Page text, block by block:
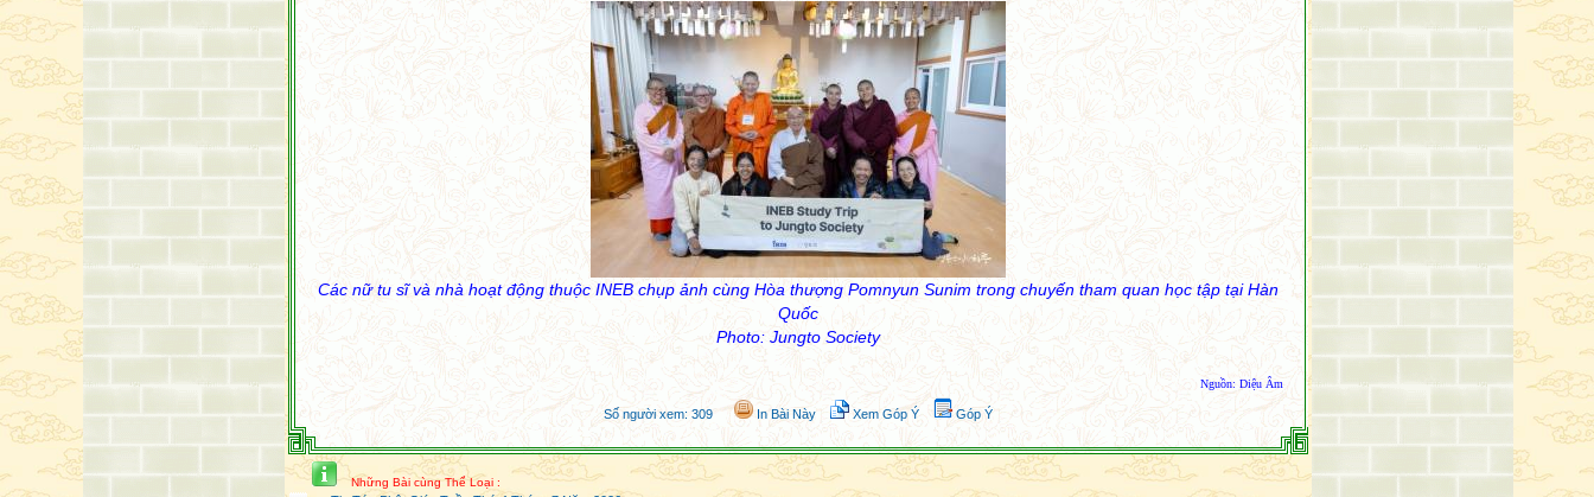
Các nữ tu sĩ và nhà hoạt động thuộc INEB chụp ảnh cùng Hòa thượng Pomnyun Sunim trong chuyến tham quan học tập tại Hàn
Quốc
Photo: Jungto Society
Nguồn: Diệu Âm
Số người xem: 309 In Bài Này Xem Góp Ý Góp Ý
Những Bài cùng Thể Loại :